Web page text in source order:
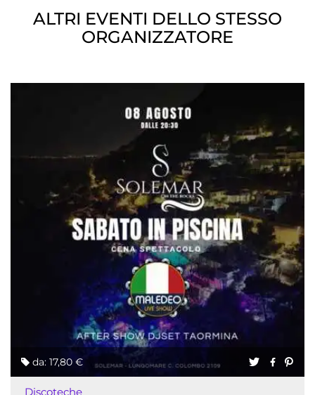
ALTRI EVENTI DELLO STESSO
ORGANIZZATORE
da: 17,80 €
Discoteche